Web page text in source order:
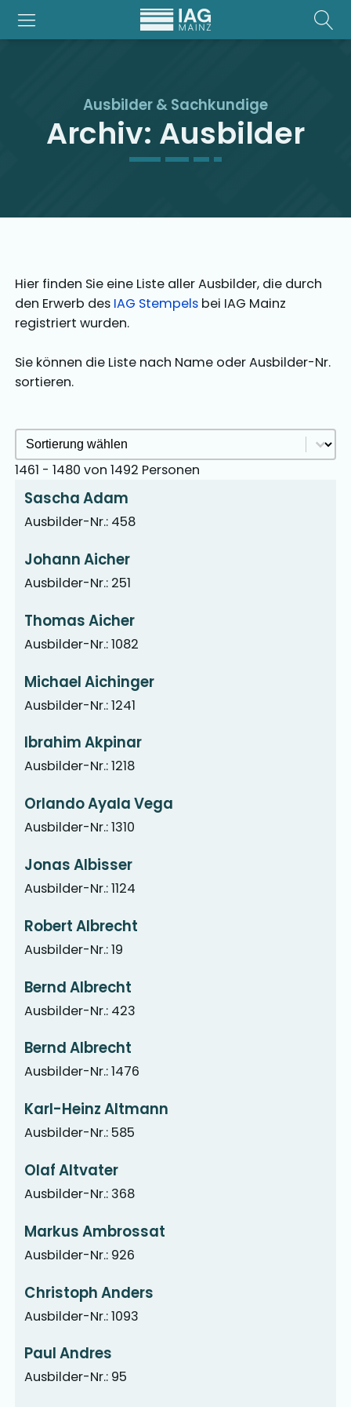
Ausbilder & Sachkundige
Archiv: Ausbilder
Hier finden Sie eine Liste aller Ausbilder, die durch
den Erwerb des IAG Stempels bei IAG Mainz
registriert wurden.
Sie können die Liste nach Name oder Ausbilder-Nr.
sortieren.
1461 - 1480 von 1492 Personen
Ausbilder Sortieren Archive
Sort content
Sascha Adam
Ausbilder-Nr.: 458
Johann Aicher
Ausbilder-Nr.: 251
Thomas Aicher
Ausbilder-Nr.: 1082
Michael Aichinger
Ausbilder-Nr.: 1241
Ibrahim Akpinar
Ausbilder-Nr.: 1218
Orlando Ayala Vega
Ausbilder-Nr.: 1310
Jonas Albisser
Ausbilder-Nr.: 1124
Robert Albrecht
Ausbilder-Nr.: 19
Bernd Albrecht
Ausbilder-Nr.: 423
Bernd Albrecht
Ausbilder-Nr.: 1476
Karl-Heinz Altmann
Ausbilder-Nr.: 585
Olaf Altvater
Ausbilder-Nr.: 368
Markus Ambrossat
Ausbilder-Nr.: 926
Christoph Anders
Ausbilder-Nr.: 1093
Paul Andres
Ausbilder-Nr.: 95